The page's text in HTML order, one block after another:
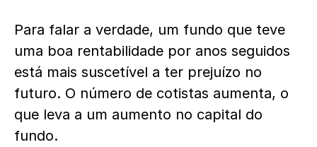
Para falar a verdade, um fundo que teve
uma boa rentabilidade por anos seguidos
está mais suscetível a ter prejuízo no
futuro. O número de cotistas aumenta, o
que leva a um aumento no capital do
fundo.